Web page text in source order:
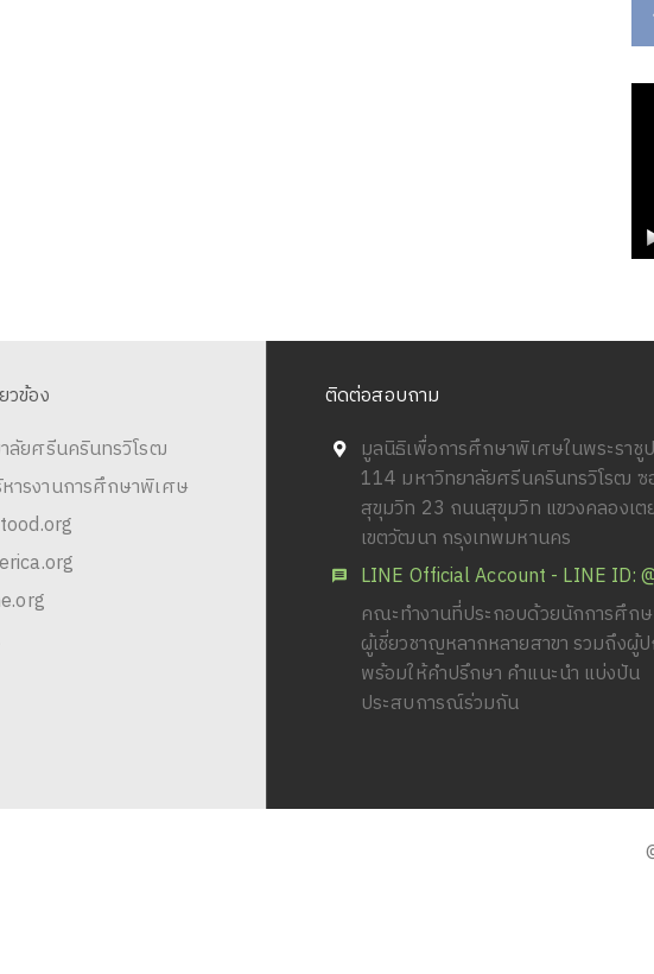
วข้อง
ลัยศรีนครินทรวิโรฒ
ารงานการศึกษาพิเศษ
ติดต่อสอบถาม
มูลนิธิเพื่อการศึกษาพิเศษในพระราชู
114 มหาวิทยาลัยศรีนครินทรวิโรฒ ซ
สุขุมวิท 23 ถนนสุขุมวิท แขวงคลองเต
เขตวัฒนา กรุงเทพมหานคร
LINE Official Account - LINE ID:
คณะทำงานที่ประกอบด้วยนักการศึก
ผู้เชี่ยวชาญหลากหลายสาขา รวมถึงผู้
พร้อมให้คำปรึกษา คำแนะนำ แบ่งปัน
ประสบการณ์ร่วมกัน